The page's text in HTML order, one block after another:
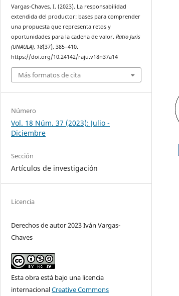
Vargas-Chaves, I. (2023). La responsabilidad
extendida del productor: bases para comprender
una propuesta que representa retos y
oportunidades para la cadena de valor.Ratio Juris
(UNAULA), 18(37), 385–410.
https://doi.org/10.24142/raju.v18n37a14
Más formatos de cita
Número
Vol. 18 Núm. 37 (2023): Julio -
Diciembre
Sección
Artículos de investigación
Licencia
Derechos de autor 2023 Iván Vargas-
Chaves
Esta obra está bajo una licencia
internacionalCreative Commons